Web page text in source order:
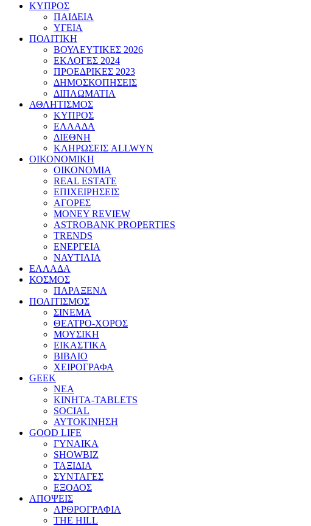
ΚΥΠΡΟΣ
ΠΑΙΔΕΙΑ
ΥΓΕΙΑ
ΠΟΛΙΤΙΚΗ
ΒΟΥΛΕΥΤΙΚΕΣ 2026
ΕΚΛΟΓΕΣ 2024
ΠΡΟΕΔΡΙΚΕΣ 2023
ΔΗΜΟΣΚΟΠΗΣΕΙΣ
ΔΙΠΛΩΜΑΤΙΑ
ΑΘΛΗΤΙΣΜΟΣ
ΚΥΠΡΟΣ
ΕΛΛΑΔΑ
ΔΙΕΘΝΗ
ΚΛΗΡΩΣΕΙΣ ALLWYN
ΟΙΚΟΝΟΜΙΚΗ
ΟΙΚΟΝΟΜΙΑ
REAL ESTATE
ΕΠΙΧΕΙΡΗΣΕΙΣ
ΑΓΟΡΕΣ
MONEY REVIEW
ASTROBANK PROPERTIES
TRENDS
ΕΝΕΡΓΕΙΑ
ΝΑΥΤΙΛΙΑ
ΕΛΛΑΔΑ
ΚΟΣΜΟΣ
ΠΑΡΑΞΕΝΑ
ΠΟΛΙΤΙΣΜΟΣ
ΣΙΝΕΜΑ
ΘΕΑΤΡΟ-ΧΟΡΟΣ
ΜΟΥΣΙΚΗ
ΕΙΚΑΣΤΙΚΑ
ΒΙΒΛΙΟ
ΧΕΙΡΟΓΡΑΦΑ
GEEK
ΝΕΑ
ΚΙΝΗΤΑ-TABLETS
SOCIAL
ΑΥΤΟΚΙΝΗΣΗ
GOOD LIFE
ΓΥΝΑΙΚΑ
SHOWBIZ
ΤΑΞΙΔΙΑ
ΣΥΝΤΑΓΕΣ
ΕΞΟΔΟΣ
ΑΠΟΨΕΙΣ
ΑΡΘΡΟΓΡΑΦΙΑ
THE HILL